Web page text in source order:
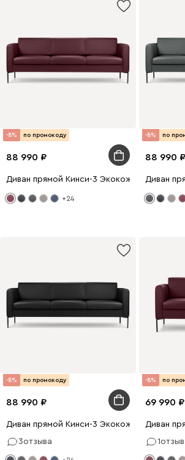
-8% по промокоду
88 990
Диван прямой Кинси-3 Экокожа Бордовый
+24
-8% по
88 990
Диван
-8% по промокоду
88 990
Диван прямой Кинси-3 Экокожа Черный
3отзыва
-8% по
69 990
Диван
1отзыв